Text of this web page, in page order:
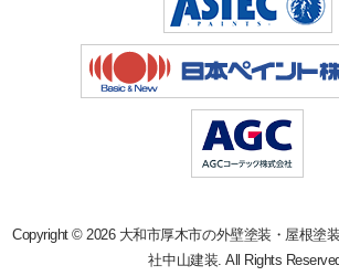
Copyright © 2026 大和市厚木市の外壁塗装・屋根塗
社中山建装. All Rights